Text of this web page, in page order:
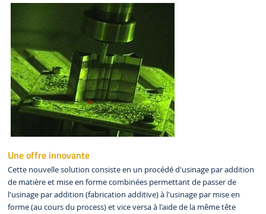
Une offre innovante
Cette nouvelle solution consiste en un procédé d'usinage par addition
de matière et mise en forme combinées permettant de passer de
l'usinage par addition (fabrication additive) à l'usinage par mise en
forme (au cours du process) et vice versa à l'aide de la même tête